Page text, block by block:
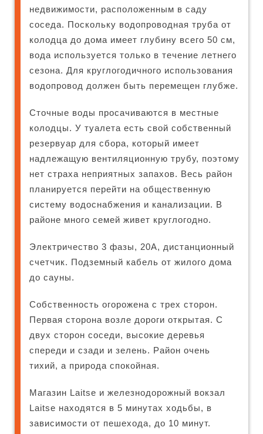
недвижимости, расположенным в саду
соседа. Поскольку водопроводная труба от
колодца до дома имеет глубину всего 50 см,
вода используется только в течение летнего
сезона. Для круглогодичного использования
водопровод должен быть перемещен глубже.
Сточные воды просачиваются в местные
колодцы. У туалета есть свой собственный
резервуар для сбора, который имеет
надлежащую вентиляционную трубу, поэтому
нет страха неприятных запахов. Весь район
планируется перейти на общественную
систему водоснабжения и канализации. В
районе много семей живет круглогодно.
Электричество 3 фазы, 20А, дистанционный
счетчик. Подземный кабель от жилого дома
до сауны.
Собственность огорожена с трех сторон.
Первая сторона возле дороги открытая. С
двух сторон соседи, высокие деревья
спереди и сзади и зелень. Район очень
тихий, а природа спокойная.
Магазин Laitse и железнодорожный вокзал
Laitse находятся в 5 минутах ходьбы, в
зависимости от пешехода, до 10 минут.